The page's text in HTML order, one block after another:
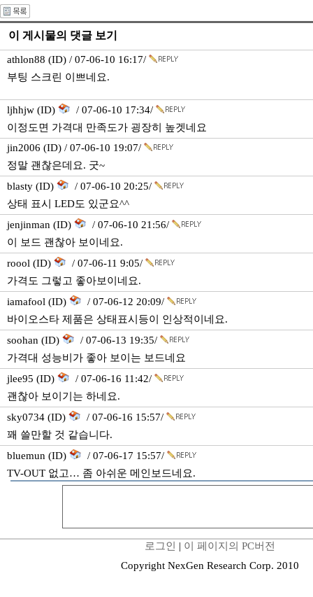
이 게시물의 댓글 보기
athlon88 (ID) / 07-06-10 16:17/
부팅 스크린 이쁘네요.
ljhhjw (ID)
/ 07-06-10 17:34/
이정도면 가격대 만족도가 굉장히 높겟네요
jin2006 (ID) / 07-06-10 19:07/
정말 괜찮은데요. 굿~
blasty (ID)
/ 07-06-10 20:25/
상태 표시 LED도 있군요^^
jenjinman (ID)
/ 07-06-10 21:56/
이 보드 괜찮아 보이네요.
roool (ID)
/ 07-06-11 9:05/
가격도 그렇고 좋아보이네요.
iamafool (ID)
/ 07-06-12 20:09/
바이오스타 제품은 상태표시등이 인상적이네요.
soohan (ID)
/ 07-06-13 19:35/
가격대 성능비가 좋아 보이는 보드네요
jlee95 (ID)
/ 07-06-16 11:42/
괜찮아 보이기는 하네요.
sky0734 (ID)
/ 07-06-16 15:57/
꽤 쓸만할 것 같습니다.
bluemun (ID)
/ 07-06-17 15:57/
TV-OUT 없고… 좀 아쉬운 메인보드네요.
로그인 | 이 페이지의 PC버전
Copyright NexGen Research Corp. 2010